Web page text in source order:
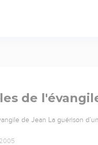
de
de Jean La guérison